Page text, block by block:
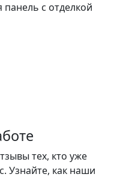
панель с отделкой
тех, кто уже
Узнайте, как наши